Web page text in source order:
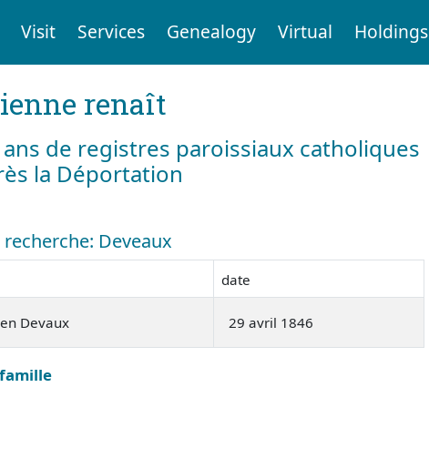
Visit Services Genealogy Virtual Holdings
renaît
de registres paroissiaux catholiques
la Déportation
Deveaux
date
Devaux 29 avril 1846